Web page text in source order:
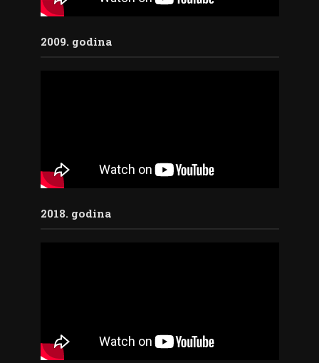
2009. godina
2018. godina